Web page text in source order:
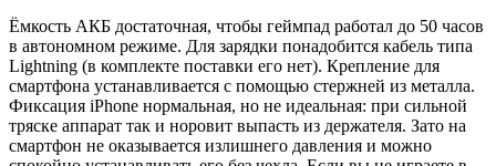
Ёмкость АКБ достаточная, чтобы геймпад работал до 50 часов
в автономном режиме. Для зарядки понадобится кабель типа
Lightning (в комплекте поставки его нет). Крепление для
смартфона устанавливается с помощью стержней из металла.
Фиксация iPhone нормальная, но не идеальная: при сильной
тряске аппарат так и норовит выпасть из держателя. Зато на
смартфон не оказывается излишнего давления и можно